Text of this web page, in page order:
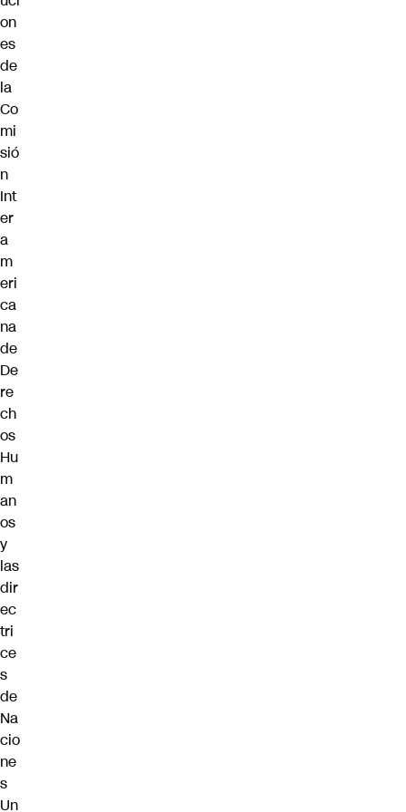
on
es
de
la
Co
mi
sió
n
Int
er
a
m
eri
ca
na
de
De
re
ch
os
Hu
m
an
os
y
las
dir
ec
tri
ce
s
de
Na
cio
ne
s
Un